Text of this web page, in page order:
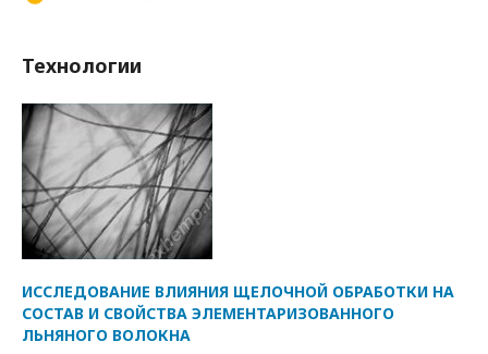
Технологии
ИССЛЕДОВАНИЕ ВЛИЯНИЯ ЩЕЛОЧНОЙ ОБРАБОТКИ НА
СОСТАВ И СВОЙСТВА ЭЛЕМЕНТАРИЗОВАННОГО
ЛЬНЯНОГО ВОЛОКНА